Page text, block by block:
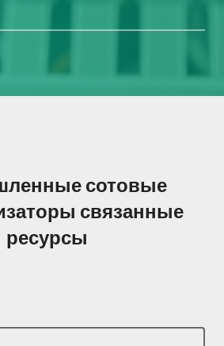
сотовые
связанные
ресурсы